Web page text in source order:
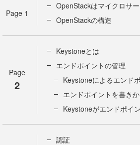
Page 1
OpenStackはマイクロサ
OpenStackの構造
Page
2
Keystoneとは
エンドポイントの管理
Keystoneによるエンド
エンドポイントを書き
Keystoneがエンドポイ
認証